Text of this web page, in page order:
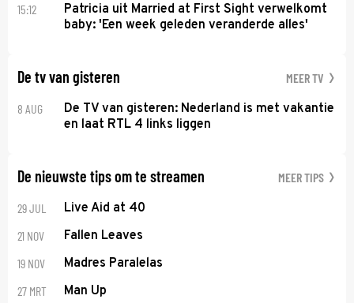
15:12
Patricia uit Married at First Sight verwelkomt
baby: 'Een week geleden veranderde alles'
De tv van gisteren MEER TV
8 AUG
De TV van gisteren: Nederland is met vakantie
en laat RTL 4 links liggen
De nieuwste tips om te streamen MEER TIPS
29 JUL Live Aid at 40
21 NOV Fallen Leaves
19 NOV Madres Paralelas
27 MRT Man Up